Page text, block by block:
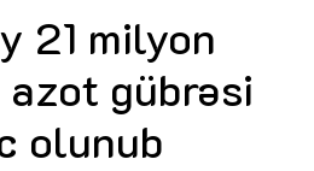
21 milyon
gübrəsi
olunub